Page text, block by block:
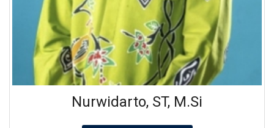
Nurwidarto, ST, M.Si